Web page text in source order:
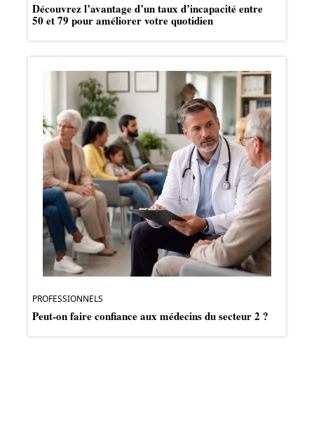
Découvrez l’avantage d’un taux d’incapacité entre
50 et 79 pour améliorer votre quotidien
PROFESSIONNELS
Peut-on faire confiance aux médecins du secteur 2 ?